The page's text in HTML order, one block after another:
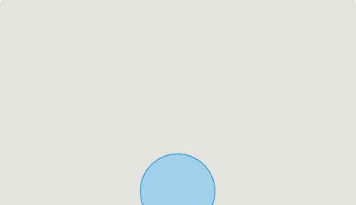
El apartamento cuenta con dos grandes habitaciones
dobles, cada una con su lujoso baño en suite, terminadas
con accesorios contemporáneos y elegantes azulejos.